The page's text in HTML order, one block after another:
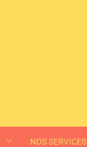
NOS SERVICES